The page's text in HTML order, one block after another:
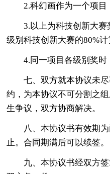
2.科幻画作为一个项
3.以上为科技创新大
级别科技创新大赛的80%计
4.同一项目各级别奖时
七、双方就本协议未
约，为本协议不可分割之
生争议，双方协商解决。
八、本协议书有效期
止。合同期满后可以续签。
九、本协议书经双方